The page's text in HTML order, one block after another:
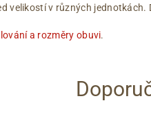
velikostí v různých
a rozměry obuvi.